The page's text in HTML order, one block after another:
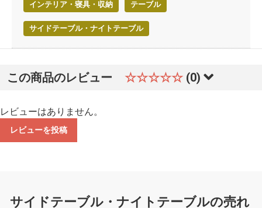
インテリア・寝具・収納 テーブル
サイドテーブル・ナイトテーブル
この商品のレビュー ☆☆☆☆☆ (0)
レビューはありません。
レビューを投稿
サイドテーブル・ナイトテーブルの売れ